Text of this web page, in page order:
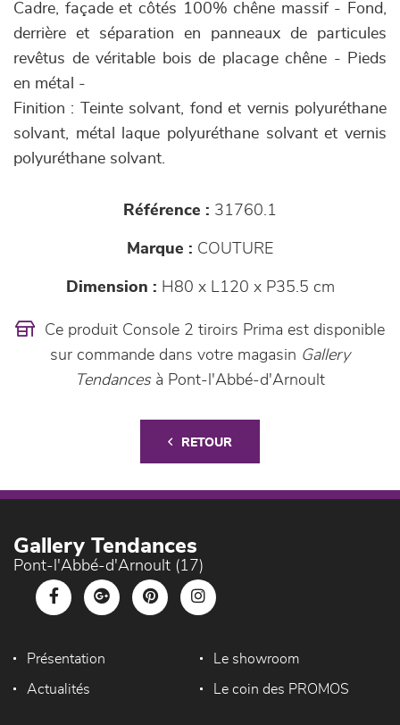
Cadre, façade et côtés 100% chêne massif - Fond,
derrière et séparation en panneaux de particules
revêtus de véritable bois de placage chêne - Pieds
en métal -
Finition : Teinte solvant, fond et vernis polyuréthane
solvant, métal laque polyuréthane solvant et vernis
polyuréthane solvant.
Référence : 31760.1
Marque : COUTURE
Dimension : H80 x L120 x P35.5 cm
Ce produit Console 2 tiroirs Prima est disponible
sur commande dans votre magasin Gallery
Tendancesà Pont-l'Abbé-d'Arnoult
RETOUR
Gallery Tendances
Pont-l'Abbé-d'Arnoult (17)
Présentation Le showroom
Actualités Le coin des PROMOS